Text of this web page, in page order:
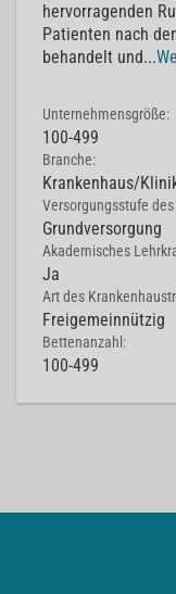
hervorragenden
Patienten nach
behandelt und...
Unternehmensgröße:
100-499
Branche:
Krankenhaus/
Versorgungsstufe
Grundversorgung
Akademisches
Ja
Art des
Freigemeinnützig
Bettenanzahl:
100-499